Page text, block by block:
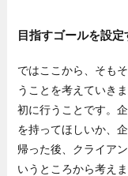
目指すゴールを設定
ではここから、そも
うことを考えていき
初に行うことです。
を持ってほしいか、
帰った後、クライア
いうところから考え